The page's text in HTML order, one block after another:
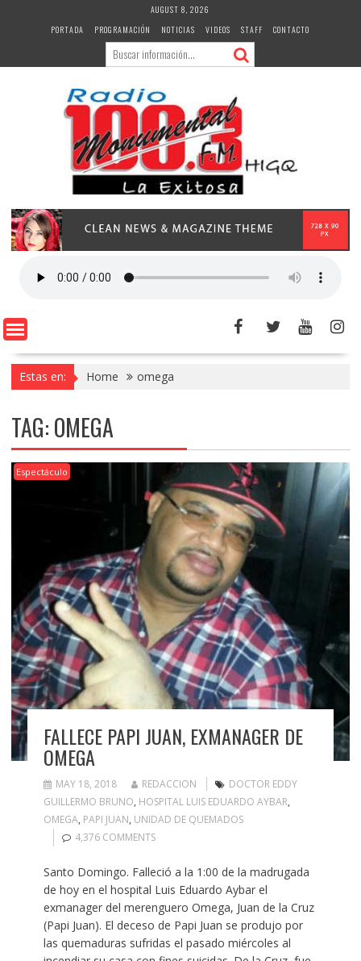
AUGUST 8, 2026
PORTADA
PROGRAMACIÓN NOTICIAS VIDEOS STAFF CONTACTO
Estas en: Home omega
TAG:OMEGA
Espectáculo
FALLECE PAPI JUAN, EXMANAGER DE
OMEGA
MAY 18, 2018 REDACCION
DOCTOR EDDY
GUILLERMO BRUNO, HOSPITAL LUIS EDUARDO AYBAR,
OMEGA, PAPI JUAN, UNIDAD DE QUEMADOS
4,376 COMMENTS
Santo Domingo. Falleció a la 1:00 de la madrugada
de hoy en el hospital Luis Eduardo Aybar el
exmanager del merenguero Omega, Juan de la Cruz
(Papi Juan). El deceso de Papi Juan se produjo por
las quemaduras sufridas el pasado miércoles al